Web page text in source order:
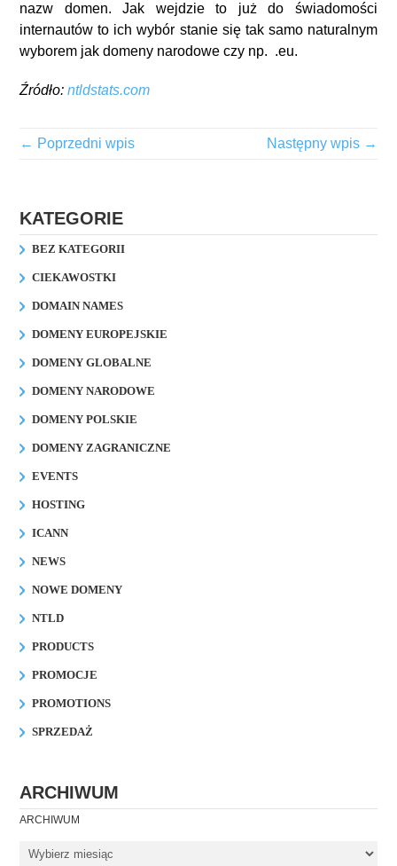
nazw domen. Jak wejdzie to już do świadomości
internautów to ich wybór stanie się tak samo naturalnym
wyborem jak domeny narodowe czy np. .eu.
Źródło:ntldstats.com
← Poprzedni wpis Następny wpis →
KATEGORIE
BEZ KATEGORII
CIEKAWOSTKI
DOMAIN NAMES
DOMENY EUROPEJSKIE
DOMENY GLOBALNE
DOMENY NARODOWE
DOMENY POLSKIE
DOMENY ZAGRANICZNE
EVENTS
HOSTING
ICANN
NEWS
NOWE DOMENY
NTLD
PRODUCTS
PROMOCJE
PROMOTIONS
SPRZEDAŻ
ARCHIWUM
ARCHIWUM